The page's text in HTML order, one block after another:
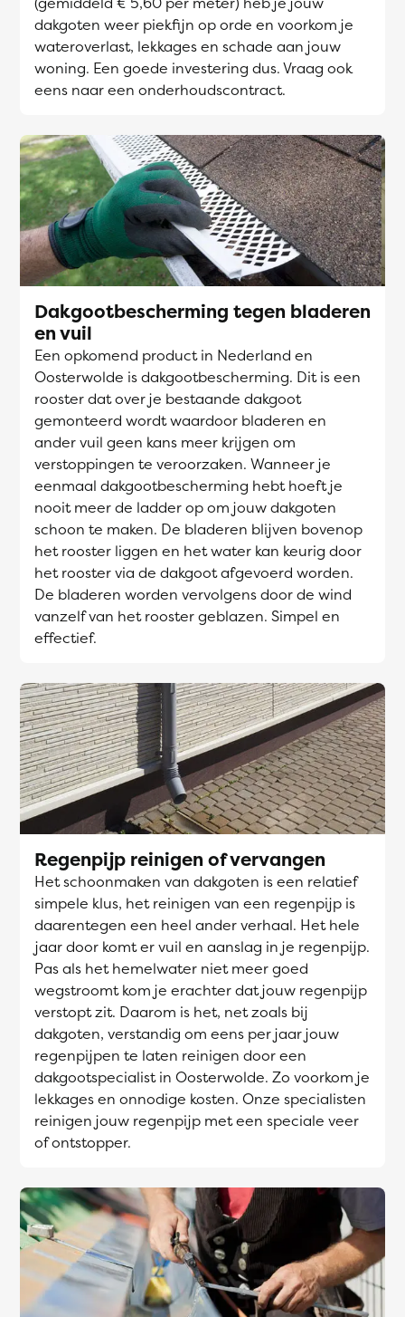
dakgoten weer piekfijn op orde en voorkom je
wateroverlast, lekkages en schade aan jouw
woning. Een goede investering dus. Vraag ook
eens naar een onderhoudscontract.
Dakgootbescherming tegen bladeren
en vuil
Een opkomend product in Nederland en
Oosterwolde is dakgootbescherming. Dit is een
rooster dat over je bestaande dakgoot
gemonteerd wordt waardoor bladeren en
ander vuil geen kans meer krijgen om
verstoppingen te veroorzaken. Wanneer je
eenmaal dakgootbescherming hebt hoeft je
nooit meer de ladder op om jouw dakgoten
schoon te maken. De bladeren blijven bovenop
het rooster liggen en het water kan keurig door
het rooster via de dakgoot afgevoerd worden.
De bladeren worden vervolgens door de wind
vanzelf van het rooster geblazen. Simpel en
effectief.
Regenpijp reinigen of vervangen
Het schoonmaken van dakgoten is een relatief
simpele klus, het reinigen van een regenpijp is
daarentegen een heel ander verhaal. Het hele
jaar door komt er vuil en aanslag in je regenpijp.
Pas als het hemelwater niet meer goed
wegstroomt kom je erachter dat jouw regenpijp
verstopt zit. Daarom is het, net zoals bij
dakgoten, verstandig om eens per jaar jouw
regenpijpen te laten reinigen door een
dakgootspecialist in Oosterwolde. Zo voorkom je
lekkages en onnodige kosten. Onze specialisten
reinigen jouw regenpijp met een speciale veer
of ontstopper.